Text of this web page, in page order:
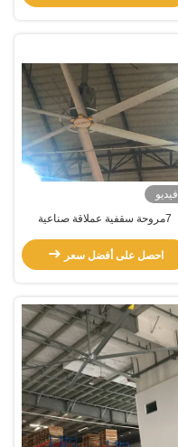
فيديو
7مروحة سقفية عملاقة صناعية
احصل على أفضل سعر